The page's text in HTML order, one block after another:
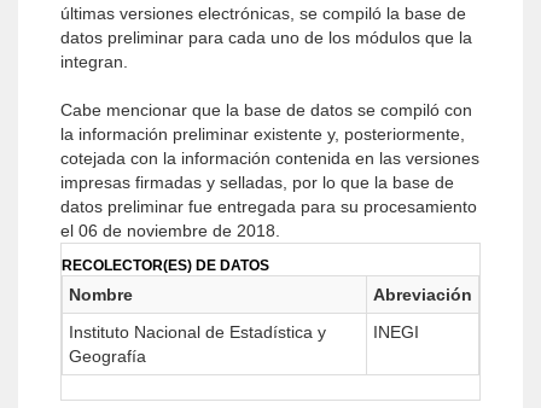
últimas versiones electrónicas, se compiló la base de
datos preliminar para cada uno de los módulos que la
integran.
Cabe mencionar que la base de datos se compiló con
la información preliminar existente y, posteriormente,
cotejada con la información contenida en las versiones
impresas firmadas y selladas, por lo que la base de
datos preliminar fue entregada para su procesamiento
el 06 de noviembre de 2018.
RECOLECTOR(ES) DE DATOS
Nombre
Abreviación
Instituto Nacional de Estadística y
Geografía
INEGI